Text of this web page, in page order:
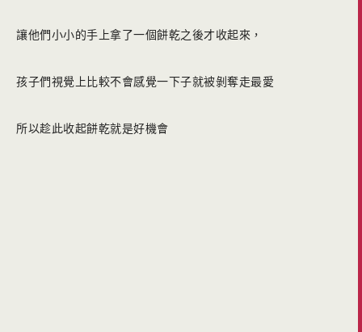
讓他們小小的手上拿了一個餅乾之後才收起來，
孩子們視覺上比較不會感覺一下子就被剝奪走最愛
所以趁此收起餅乾就是好機會